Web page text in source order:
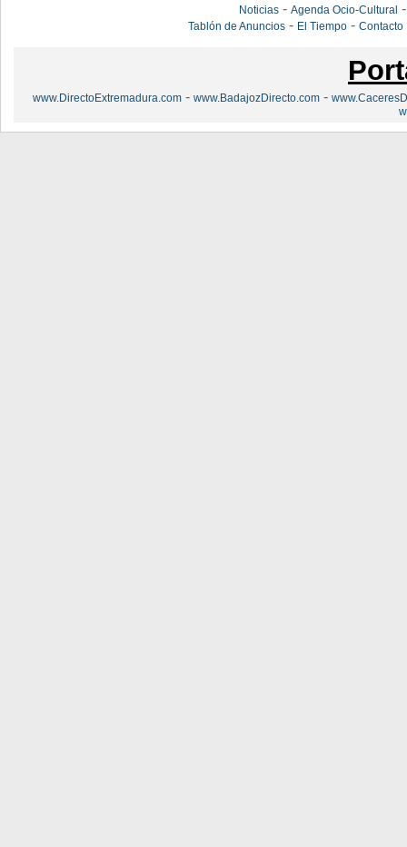
Noticias -Agenda Ocio-Cultural
Tablón de Anuncios - El Tiempo -Contacto
www.DirectoExtremadura.com - www.BadajozDirecto.com -